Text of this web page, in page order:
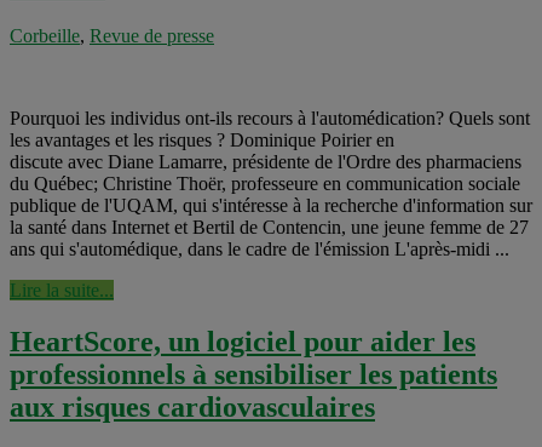
Corbeille, Revue de presse
Pourquoi les individus ont-ils recours à l'automédication? Quels sont
les avantages et les risques ? Dominique Poirier en
discute avec Diane Lamarre, présidente de l'Ordre des pharmaciens
du Québec; Christine Thoër, professeure en communication sociale
publique de l'UQAM, qui s'intéresse à la recherche d'information sur
la santé dans Internet et Bertil de Contencin, une jeune femme de 27
ans qui s'automédique, dans le cadre de l'émission L'après-midi ...
Lire la suite...
HeartScore, un logiciel pour aider les
professionnels à sensibiliser les patients
aux risques cardiovasculaires